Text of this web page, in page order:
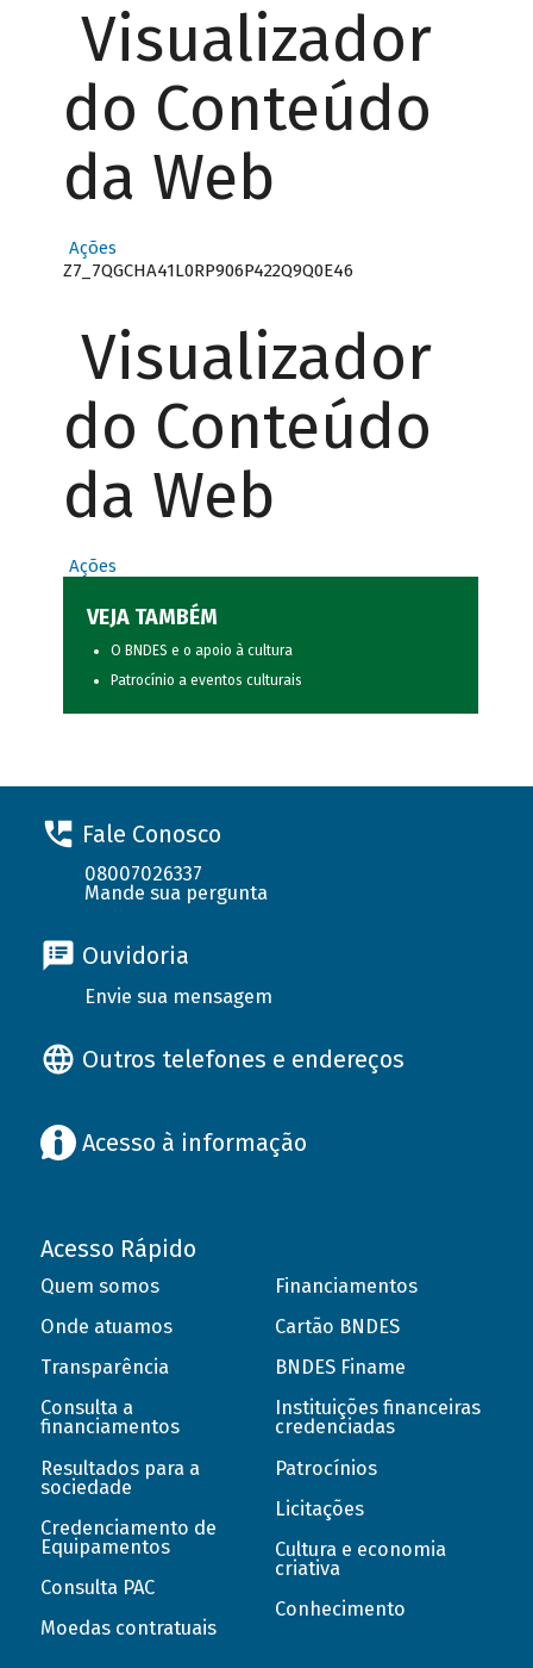
Visualizador
do Conteúdo
da Web
Ações
Z7_7QGCHA41L0RP906P422Q9Q0E46
Visualizador
do Conteúdo
da Web
Ações
VEJA TAMBÉM
O BNDES e o apoio à cultura
Patrocínio a eventos culturais
Fale Conosco
08007026337
Mande sua pergunta
Ouvidoria
Envie sua mensagem
Outros telefones e endereços
Acesso à informação
Acesso Rápido
Quem somos
Onde atuamos
Transparência
Consulta a
financiamentos
Resultados para a
sociedade
Credenciamento de
Equipamentos
Consulta PAC
Moedas contratuais
Financiamentos
Cartão BNDES
BNDES Finame
Instituições financeiras
credenciadas
Patrocínios
Licitações
Cultura e economia
criativa
Conhecimento